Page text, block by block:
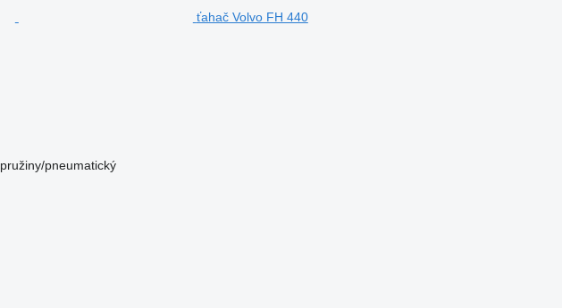
ťahač Volvo FH 440
pružiny/pneumatický